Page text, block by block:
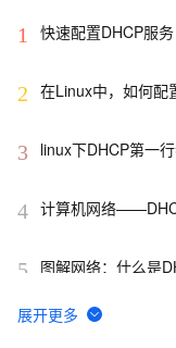
1 快速配置DHCP服务
2
3 linux下DHCP第一
4 计算机网络
5 图解网络：什么是
6 网络技术基础（16